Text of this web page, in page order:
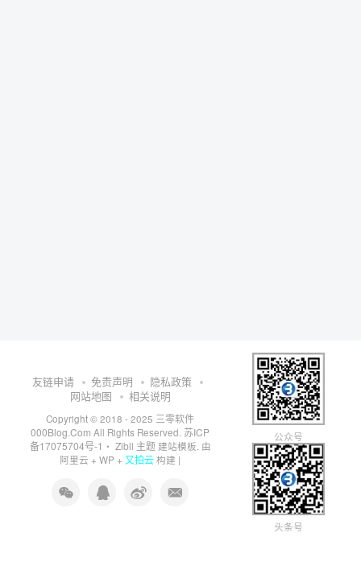
友链申请 免责声明
隐私政策
网站地图
相关说明
Copyright © 2018 - 2025 三零软件
000Blog.Com All Rights Reserved. 苏ICP
备17075704号-1 ・ Zibll 主题建站模板. 由
阿里云 + WP + 又拍云构建 |
公众号
头条号